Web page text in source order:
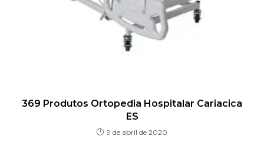
369 Produtos Ortopedia Hospitalar Cariacica
ES
9 de abril de 2020